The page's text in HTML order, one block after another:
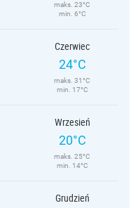
maks. 23°C
min. 6°C
Czerwiec
24°C
maks. 31°C
min. 17°C
Wrzesień
20°C
maks. 25°C
min. 14°C
Grudzień